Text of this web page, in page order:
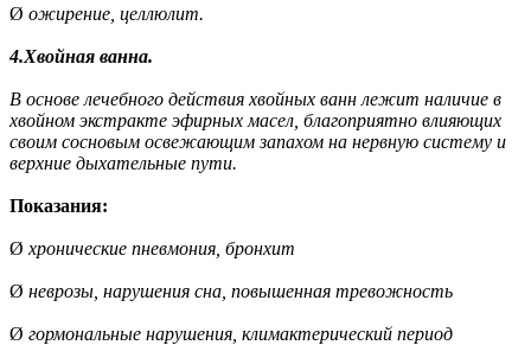
Ø ожирение, целлюлит.
4.Хвойная ванна.
В основе лечебного действия хвойных ванн лежит наличие в
хвойном экстракте эфирных масел, благоприятно влияющих
своим сосновым освежающим запахом на нервную систему и
верхние дыхательные пути.
Показания:
Ø хронические пневмония, бронхит
Ø неврозы, нарушения сна, повышенная тревожность
Ø гормональные нарушения, климактерический период